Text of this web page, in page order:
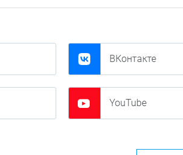
ВКонтакте
YouTube